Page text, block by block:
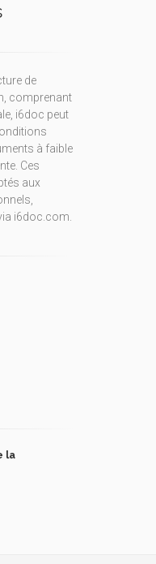
de
comprenant
i6doc peut
à faible
Ces
aux
i6doc.com.
la